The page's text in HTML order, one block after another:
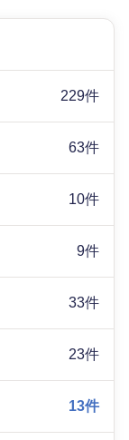
229件
63件
10件
9件
33件
23件
13件